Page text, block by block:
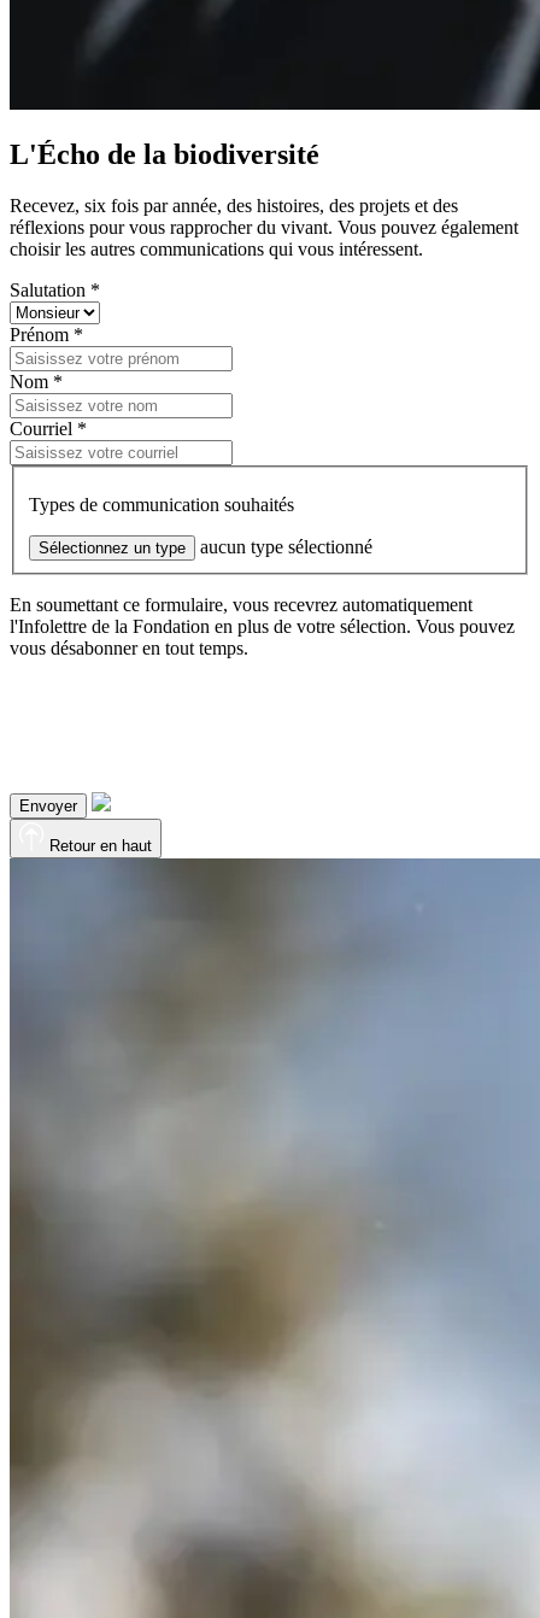
L'Écho de la biodiversité
Recevez, six fois par année, des histoires, des projets et des
réflexions pour vous rapprocher du vivant. Vous pouvez également
choisir les autres communications qui vous intéressent.
Salutation *
Prénom *
Nom *
Courriel *
Types de communication souhaités
Sélectionnez un type aucun type sélectionné
En soumettant ce formulaire, vous recevrez automatiquement
l'Infolettre de la Fondation en plus de votre sélection. Vous pouvez
vous désabonner en tout temps.
Envoyer
Retour en haut